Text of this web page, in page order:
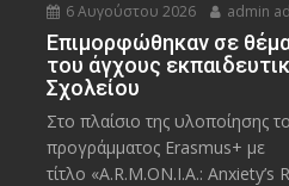
6 Αυγούστου 2026 admin
Eπιμορφώθηκαν σε
του άγχους
Σχολείου
Στο πλαίσιο της υλοποίησης
προγράμματος Erasmus+ με
τίτλο «A.R.M.ON.I.A.: